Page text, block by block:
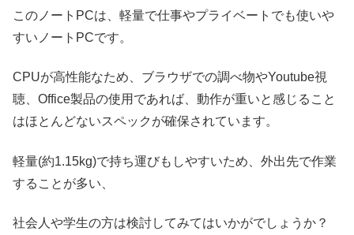
このノートPCは、軽量で仕事やプライベートでも使いや
すいノートPCです。
CPUが高性能なため、ブラウザでの調べ物やYoutube視
聴、Office製品の使用であれば、動作が重いと感じること
はほとんどないスペックが確保されています。
軽量(約1.15kg)で持ち運びもしやすいため、外出先で作業
することが多い、
社会人や学生の方は検討してみてはいかがでしょうか？